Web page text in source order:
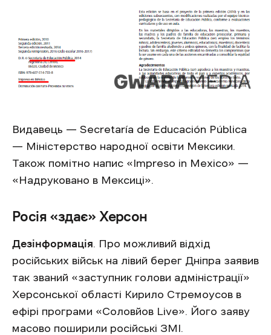
Видавець — Secretaría de Educación Pública
— Міністерство народної освіти Мексики.
Також помітно напис «Impreso in Mexico» —
«Надруковано в Мексиці».
Росія «здає» Херсон
Дезінформація. Про можливий відхід
російських військ на лівий берег Дніпра заявив
так званий «заступник голови адміністрації»
Херсонської області Кирило Стремоусов в
ефірі програми «Соловйов Live». Його заяву
масово поширили російські ЗМІ.